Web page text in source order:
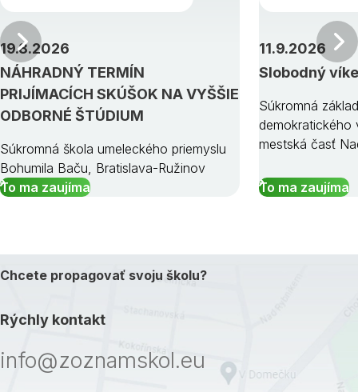
NÁHRADNÝ TERMÍN
PRIJÍMACÍCH SKÚŠOK NA VYŠŠIE
ODBORNÉ ŠTÚDIUM
19.8.2026
Súkromná škola umeleckého priemyslu
Bohumila Baču, Bratislava-Ružinov
To ma zaujíma
Slobodný
11.9.2026
Súkromná
demokratického
mestská časť
To ma zaujíma
Predchádzajúci
Chcete propagovať svoju školu?
Rýchly kontakt
info@zoznamskol.eu